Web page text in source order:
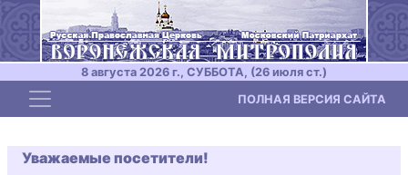
8 августа 2026 г., СУББОТА, (26 июля ст.)
Toggle navigation ПОЛНАЯ ВЕРСИЯ САЙТА
Уважаемые посетители!